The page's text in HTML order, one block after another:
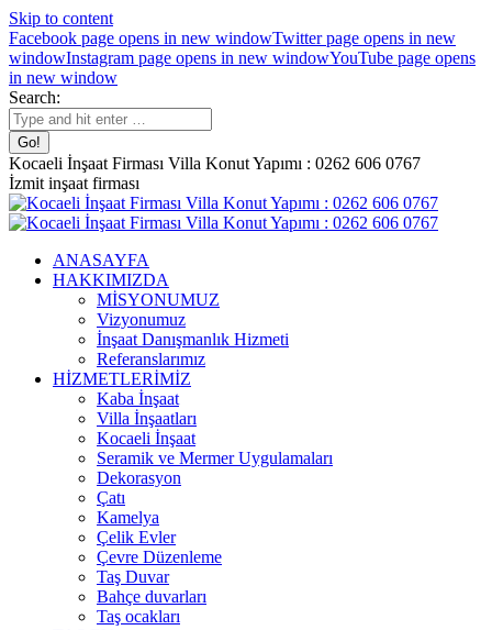
Skip to content
Facebook page opens in new windowTwitter page opens in new
windowInstagram page opens in new windowYouTube page opens
in new window
Search:
Kocaeli İnşaat Firması Villa Konut Yapımı : 0262 606 0767
İzmit inşaat firması
ANASAYFA
HAKKIMIZDA
MİSYONUMUZ
Vizyonumuz
İnşaat Danışmanlık Hizmeti
Referanslarımız
HİZMETLERİMİZ
Kaba İnşaat
Villa İnşaatları
Kocaeli İnşaat
Seramik ve Mermer Uygulamaları
Dekorasyon
Çatı
Kamelya
Çelik Evler
Çevre Düzenleme
Taş Duvar
Bahçe duvarları
Taş ocakları